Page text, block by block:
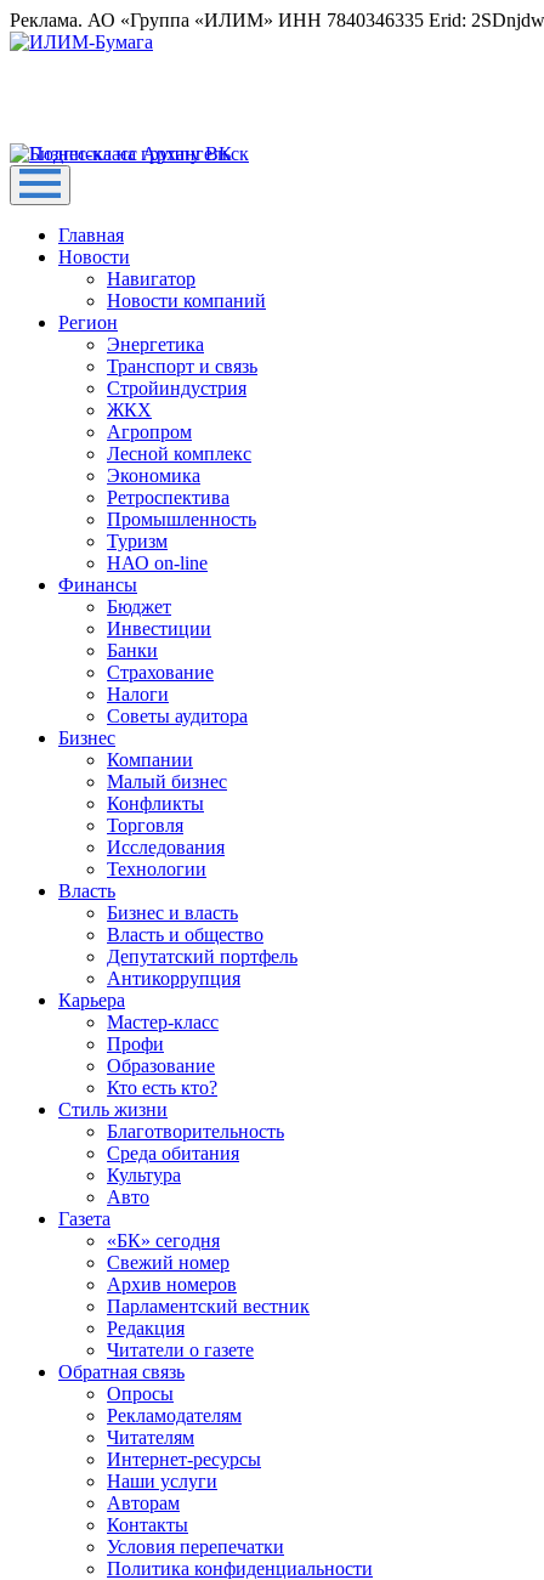
Реклама. АО «Группа «ИЛИМ» ИНН 7840346335 Erid:
Главная
Новости
Навигатор
Новости компаний
Регион
Энергетика
Транспорт и связь
Стройиндустрия
ЖКХ
Агропром
Лесной комплекс
Экономика
Ретроспектива
Промышленность
Туризм
НАО on-line
Финансы
Бюджет
Инвестиции
Банки
Страхование
Налоги
Советы аудитора
Бизнес
Компании
Малый бизнес
Конфликты
Торговля
Исследования
Технологии
Власть
Бизнес и власть
Власть и общество
Депутатский портфель
Антикоррупция
Карьера
Мастер-класс
Профи
Образование
Кто есть кто?
Стиль жизни
Благотворительность
Среда обитания
Культура
Авто
Газета
«БК» сегодня
Свежий номер
Архив номеров
Парламентский вестник
Редакция
Читатели о газете
Обратная связь
Опросы
Рекламодателям
Читателям
Интернет-ресурсы
Наши услуги
Авторам
Контакты
Условия перепечатки
Политика конфиденциальности